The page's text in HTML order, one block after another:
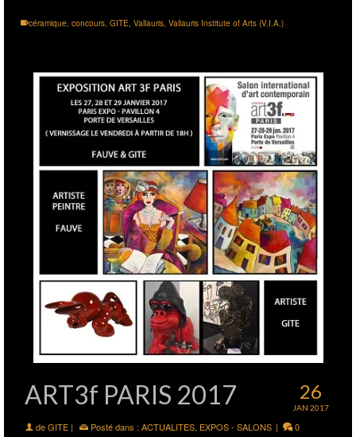
céramique, concours, GITE, Vallauris, Vallauris Institute of Arts (V.I.A.)
26
JAN 2017
ART3f PARIS 2017
deGITE | Posté dans : ACTUALITES, EXPOS - SALONS | 0